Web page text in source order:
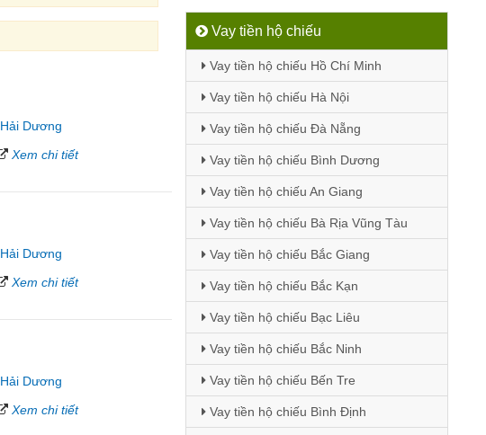
Hải Dương
Xem chi tiết
Hải Dương
Xem chi tiết
Hải Dương
Xem chi tiết
Vay tiền hộ chiếu
Vay tiền hộ chiếu Hồ Chí Minh
Vay tiền hộ chiếu Hà Nội
Vay tiền hộ chiếu Đà Nẵng
Vay tiền hộ chiếu Bình Dương
Vay tiền hộ chiếu An Giang
Vay tiền hộ chiếu Bà Rịa Vũng Tàu
Vay tiền hộ chiếu Bắc Giang
Vay tiền hộ chiếu Bắc Kạn
Vay tiền hộ chiếu Bạc Liêu
Vay tiền hộ chiếu Bắc Ninh
Vay tiền hộ chiếu Bến Tre
Vay tiền hộ chiếu Bình Định